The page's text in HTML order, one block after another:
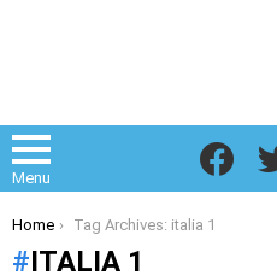
Menu
You are here:
Home Tag Archives: italia 1
ITALIA 1